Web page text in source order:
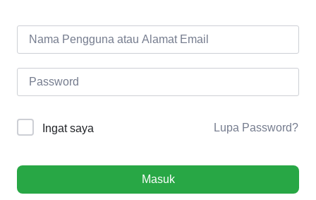
Ingat saya Lupa Password?
Masuk